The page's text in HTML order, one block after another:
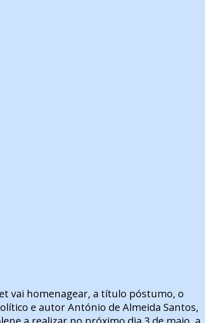
vai homenagear, a título póstumo, o
e autor António de Almeida Santos,